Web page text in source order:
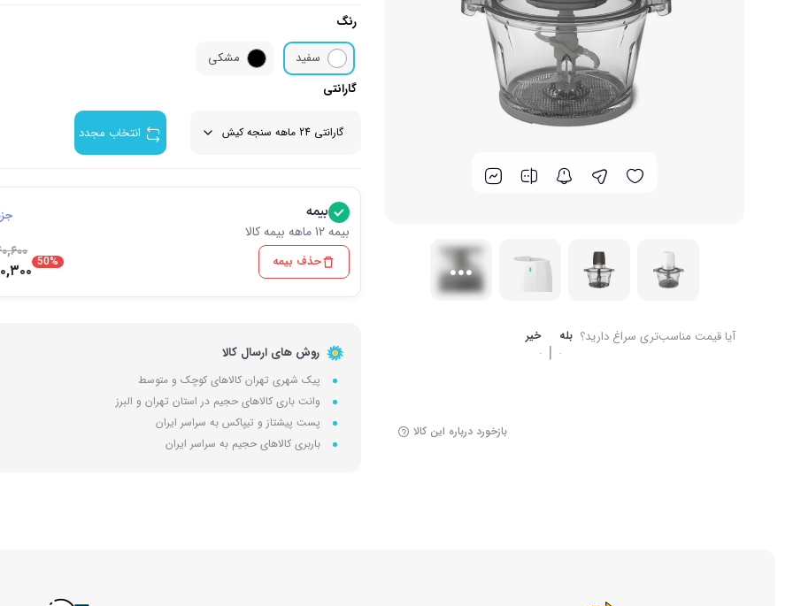
گوشت کوب برقی
لوازم پخت و پز
زودپز
وافل ساز
لوازم
آیا قیمت مناسب‌تری سراغ دارید؟ بله
|
خیر
بازخورد درباره این کالا
رنگ
سفید
مشکی
گارانتی
انتخاب مجدد
بیمه
بیمه 12 ماهه بیمه کالا
حذف بیمه 50%
روش های ارسال کالا
پیک شهری تهران کالاهای کوچک و متوسط
وانت باری کالاهای حجیم در استان تهران و البرز
پست پیشتاز و تیپاکس به سراسر ایران
باربری کالاهای حجیم به سراسر ایران